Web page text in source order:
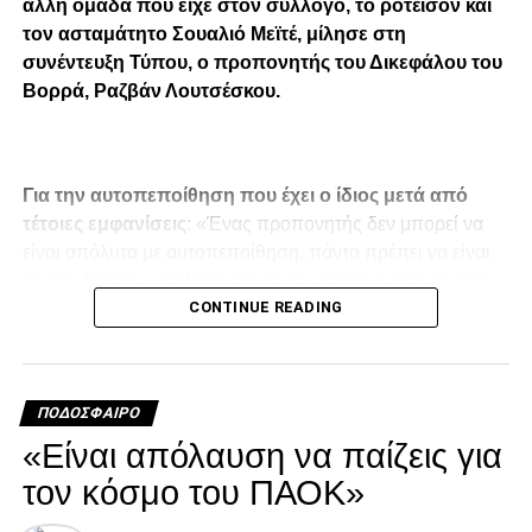
άλλη ομάδα που είχε στον σύλλογο, το ροτέισον και
τον ασταμάτητο Σουαλιό Μεϊτέ, μίλησε στη
συνέντευξη Τύπου, ο προπονητής του Δικεφάλου του
Βορρά, Ραζβάν Λουτσέσκου.
Για την αυτοπεποίθηση που έχει ο ίδιος μετά από
τέτοιες εμφανίσεις: «Ένας προπονητής δεν μπορεί να
στο επόμενο ματς. Μιλάω για τη νοοτροπία, την
τον τρόπο παιχνιδιού των αντιπάλων. Αλλά από την άλλη
αυτοπεποίθηση και να καταλαβαίνει πλήρως τις
δυνατότητες της ομάδας του.
Στο πρώτο μέρος μείναμε καλά στο ματς, δημιουργήσαμε
CONTINUE READING
ΠΟΔΌΣΦΑΙΡΟ
«Είναι απόλαυση να παίζεις για
τον κόσμο του ΠΑΟΚ»